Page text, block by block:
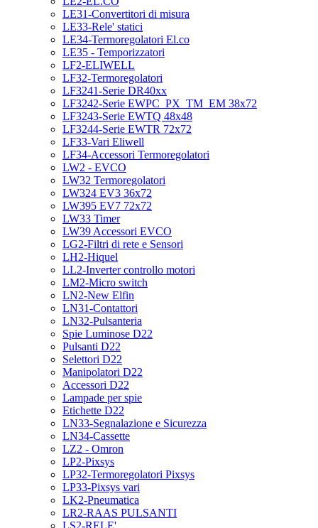
LE31-Convertitori di misura
LE33-Rele' statici
LE34-Termoregolatori El.co
LE35 - Temporizzatori
LF2-ELIWELL
LF32-Termoregolatori
LF3241-Serie DR40xx
LF3242-Serie EWPC_PX_TM_EM 38x72
LF3243-Serie EWTQ 48x48
LF3244-Serie EWTR 72x72
LF33-Vari Eliwell
LF34-Accessori Termoregolatori
LW2 - EVCO
LW32 Termoregolatori
LW324 EV3 36x72
LW395 EV7 72x72
LW33 Timer
LW39 Accessori EVCO
LG2-Filtri di rete e Sensori
LH2-Hiquel
LL2-Inverter controllo motori
LM2-Micro switch
LN2-New Elfin
LN31-Contattori
LN32-Pulsanteria
Spie Luminose D22
Pulsanti D22
Selettori D22
Manipolatori D22
Accessori D22
Lampade per spie
Etichette D22
LN33-Segnalazione e Sicurezza
LN34-Cassette
LZ2 - Omron
LP2-Pixsys
LP32-Termoregolatori Pixsys
LP33-Pixsys vari
LK2-Pneumatica
LR2-RAAS PULSANTI
LS2-RELE'